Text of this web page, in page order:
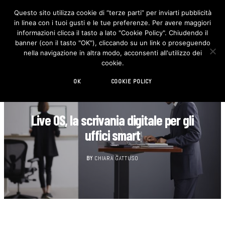
F
c
e
b
o
I
n
s
t
Live OS, la scrivania digitale per gli
uffici smart
BY CHIARA GATTUSO
Questo sito utilizza cookie di “terze parti” per inviarti pubblicità
in linea con i tuoi gusti e le tue preferenze. Per avere maggiori
informazioni clicca il tasto a lato "Cookie Policy". Chiudendo il
banner (con il tasto "OK"), cliccando su un link o proseguendo
nella navigazione in altra modo, acconsenti all'utilizzo dei
cookie.
OK COOKIE POLICY